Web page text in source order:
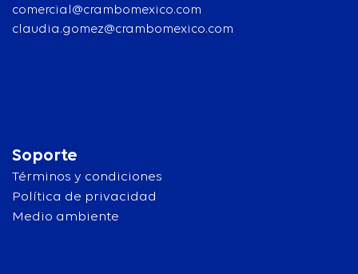
comercial@crambomexico.com
claudia.gomez@crambomexico.com
Soporte
Términos y condiciones
Política de privacidad
Medio ambiente